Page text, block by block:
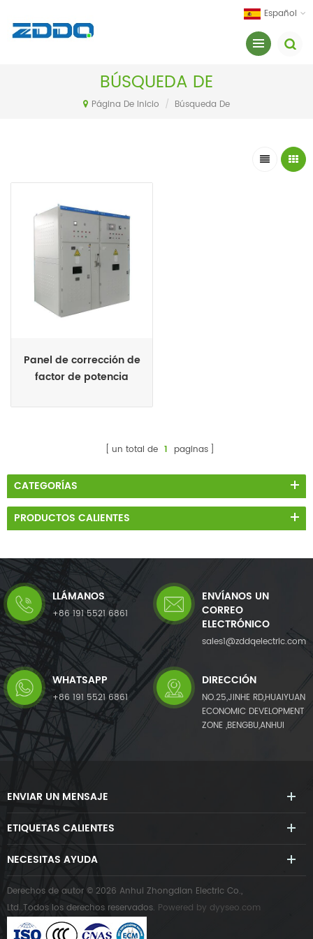
Español
BÚSQUEDA DE
Página De Inicio / Búsqueda De
Panel de corrección de
factor de potencia
basado en
un total de 1 paginas
CATEGORÍAS
PRODUCTOS CALIENTES
LLÁMANOS
+86 191 5521 6861
ENVÍANOS UN
CORREO
ELECTRÓNICO
sales1@zddqelectric.com
WHATSAPP
+86 191 5521 6861
DIRECCIÓN
NO.25,JINHE RD,HUAIYUAN
ECONOMIC DEVELOPMENT
ZONE ,BENGBU,ANHUI
ENVIAR UN MENSAJE
ETIQUETAS CALIENTES
NECESITAS AYUDA
Derechos de autor © 2026 Anhui Zhongdian Electric Co.,
Ltd..Todos los derechos reservados. Powered by dyyseo.com